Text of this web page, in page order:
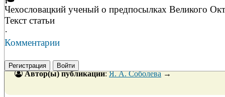
Чехословацкий ученый о предпосылках Великого
Текст статьи
·
Комментарии
Регистрация Войти
Автор(ы) публикации:Я. А. Соболева→